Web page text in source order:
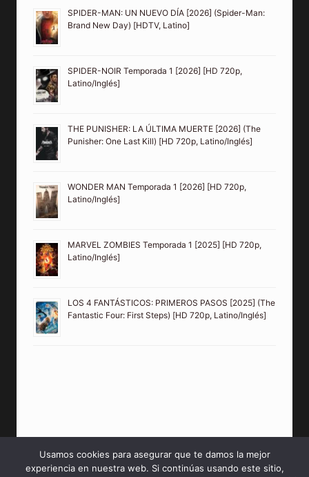
SPIDER-MAN: UN NUEVO DÍA [2026] (Spider-Man:
Brand New Day) [HDTV, Latino]
SPIDER-NOIR Temporada 1 [2026] [HD 720p,
Latino/Inglés]
THE PUNISHER: LA ÚLTIMA MUERTE [2026] (The
Punisher: One Last Kill) [HD 720p, Latino/Inglés]
WONDER MAN Temporada 1 [2026] [HD 720p,
Latino/Inglés]
MARVEL ZOMBIES Temporada 1 [2025] [HD 720p,
Latino/Inglés]
LOS 4 FANTÁSTICOS: PRIMEROS PASOS [2025] (The
Fantastic Four: First Steps) [HD 720p, Latino/Inglés]
Usamos cookies para asegurar que te damos la mejor
experiencia en nuestra web. Si continúas usando este sitio,